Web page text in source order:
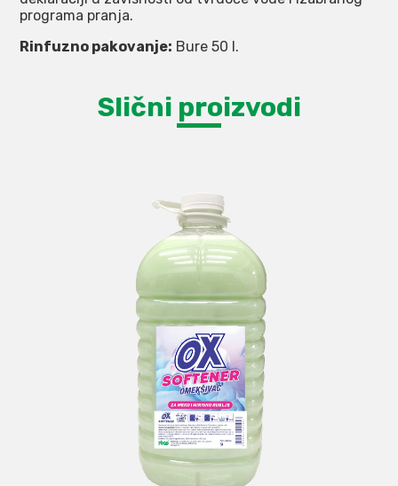
programa pranja.
Rinfuzno pakovanje: Bure 50 l.
Slični proizvodi